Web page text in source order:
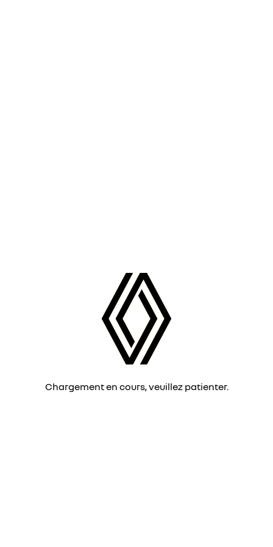
Chargement en cours, veuillez patienter.